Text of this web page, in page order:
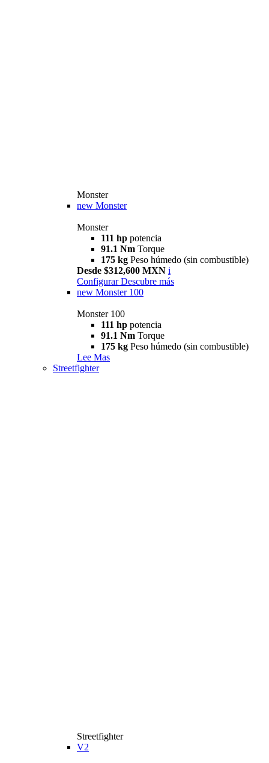
Monster
new Monster
Monster
111 hp potencia
91.1 Nm Torque
175 kg Peso húmedo (sin combustible)
Desde $312,600 MXN i
Configurar Descubre más
new Monster 100
Monster 100
111 hp potencia
91.1 Nm Torque
175 kg Peso húmedo (sin combustible)
Lee Mas
Streetfighter
Streetfighter
V2